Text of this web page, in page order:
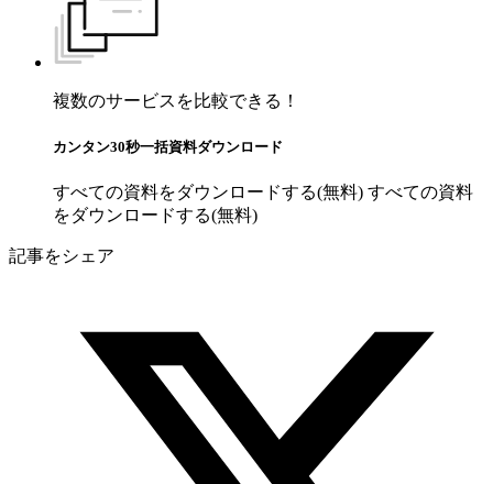
複数のサービスを比較できる！
カンタン30秒一括資料ダウンロード
すべての資料をダウンロードする(無料) すべての資料
をダウンロードする(無料)
記事をシェア